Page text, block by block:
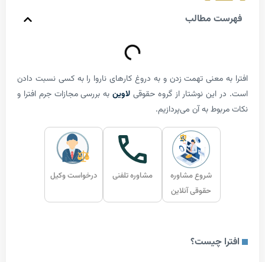
مطالب
معنی تهمت زدن و به دروغ کارهای ناروا را به کسی نسبت دادن
نوشتار از گروه حقوقیلاوینبه بررسی مجازات جرم افترا و
به آن می‌پردازیم.
مشاوره تلفنی درخواست وکیل
چیست؟